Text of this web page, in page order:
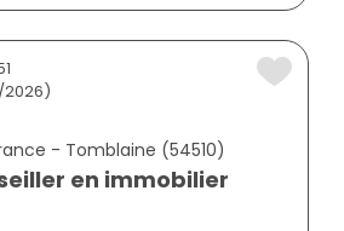
2026)
- Tomblaine (54510)
en immobilier